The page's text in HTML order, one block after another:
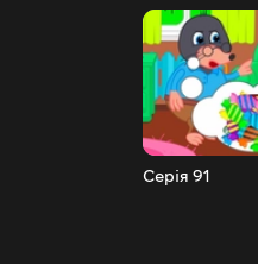
Серія 91